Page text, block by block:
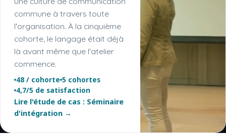
commune à travers toute
l'organisation. À la cinquième
cohorte, le langage était déjà
là avant même que l'atelier
commence.
48 / cohorte 5 cohortes
4,7/5 de satisfaction
Lire l'étude de cas : Séminaire
d'intégration →